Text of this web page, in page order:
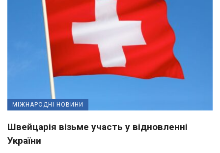
МІЖНАРОДНІ НОВИНИ
Швейцарія візьме участь у відновленні
України